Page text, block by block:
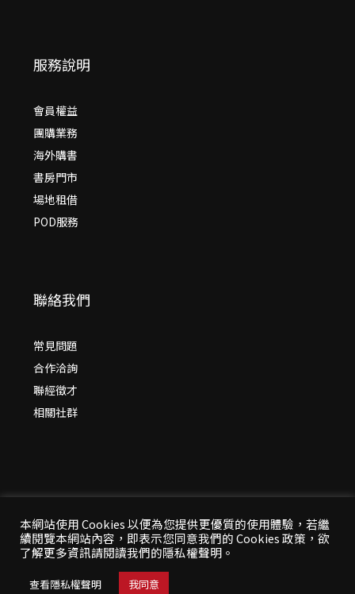
服務說明
會員權益
團購業務
海外購書
書房門市
場地租借
POD服務
聯絡我們
常見問題
合作洽詢
聯經徵才
相關社群
© 2026 年聯經出版：思考，連結過去與未來
All Rights Reserved | 本站台資料為版權所有，非經同
意請勿作任何形式之轉載使用
本網站使用 Cookies 以便為您提供更優質的使用體驗，若繼
續閱覽本網站內容，即表示您同意我們的 Cookies 政策，欲
了解更多資訊請閱讀我們的隱私權聲明。
查看隱私權聲明 我同意